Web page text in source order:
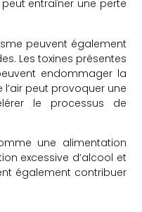
entraîner une perte
peuvent également
Les toxines présentes
endommager la
peut provoquer une
le processus de
une alimentation
excessive d’alcool et
également contribuer